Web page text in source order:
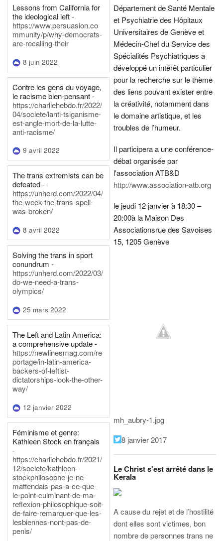
Lessons from California for
the ideological left -
https://www.persuasion.co
mmunity/p/why-democrats-
are-recalling-their
8 juin 2022
Contre les gens du voyage,
le racisme bien-pensant -
https://charliehebdo.fr/2022/
04/societe/lanti-tsiganisme-
est-angle-mort-de-la-lutte-
anti-racisme/
9 avril 2022
The trans extremists can be
defeated -
https://unherd.com/2022/04/
the-week-the-trans-spell-
was-broken/
8 avril 2022
Solving the trans in sport
conundrum -
https://unherd.com/2022/03/
do-we-need-a-trans-
olympics/
25 mars 2022
The Left and Latin America:
a comprehensive update -
https://newlinesmag.com/re
portage/in-latin-america-
backers-of-leftist-
dictatorships-look-the-other-
way/
12 janvier 2022
Féminisme et genre:
Kathleen Stock en français
-
https://charliehebdo.fr/2021/
12/societe/kathleen-
stockphilosophe-je-ne-
mattendais-pas-a-ce-que-
le-point-culminant-de-ma-
reflexion-philosophique-soit-
de-faire-remarquer-que-les-
lesbiennes-nont-pas-de-
penis/
Département de Santé Mentale
et Psychiatrie des Hôpitaux
Universitaires de Genève et
Médecin-Chef du Service des
Spécialités Psychiatriques a
développé un intérêt particulier
pour la recherche sur le thème
des liens pouvant exister entre
la créativité, notamment dans
le domaine artistique, et les
troubles de l’humeur.
Il participera a une conférence-
débat organisée par
l'association ATB&D
http://www.association-atb.org
le jeudi 12 janvier à 18:30 –
20:00à la Maison Des
Associationsrue des Savoises
15, 1205 Genève
mh_aubry-1.jpg
8 janvier 2017
Le Christ s'est arrêté dans le
Kerala
A cause du rejet et de l’hostilité
dont elles sont victimes, bon
nombre de personnes trans ne